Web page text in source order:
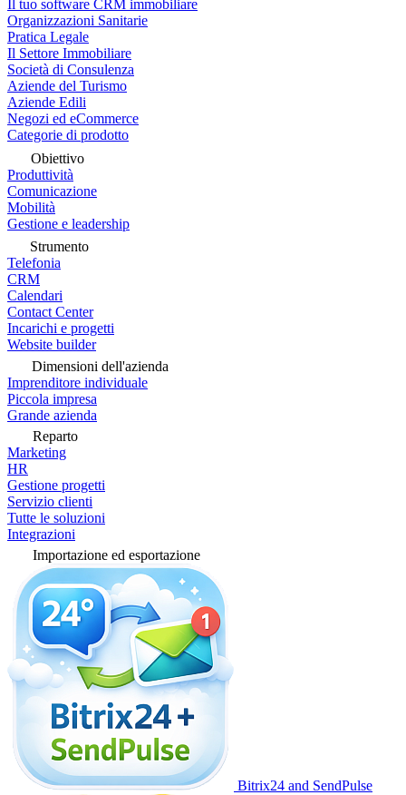
Il tuo software CRM immobiliare
Organizzazioni Sanitarie
Pratica Legale
Il Settore Immobiliare
Società di Consulenza
Aziende del Turismo
Aziende Edili
Negozi ed eCommerce
Categorie di prodotto
Obiettivo
Produttività
Comunicazione
Mobilità
Gestione e leadership
Strumento
Telefonia
CRM
Calendari
Contact Center
Incarichi e progetti
Website builder
Dimensioni dell'azienda
Imprenditore individuale
Piccola impresa
Grande azienda
Reparto
Marketing
HR
Gestione progetti
Servizio clienti
Tutte le soluzioni
Integrazioni
Importazione ed esportazione
Bitrix24 and SendPulse